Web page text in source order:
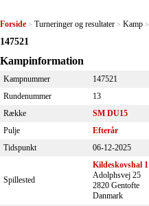
Forside > Turneringer og resultater > Kamp >
147521
Kampinformation
Kampnummer
147521
Rundenummer
13
Række
SM DU15
Pulje
Efterår
Tidspunkt
06-12-2025
Spillested
Kildeskovshal 1
Adolphsvej 25
2820 Gentofte
Danmark